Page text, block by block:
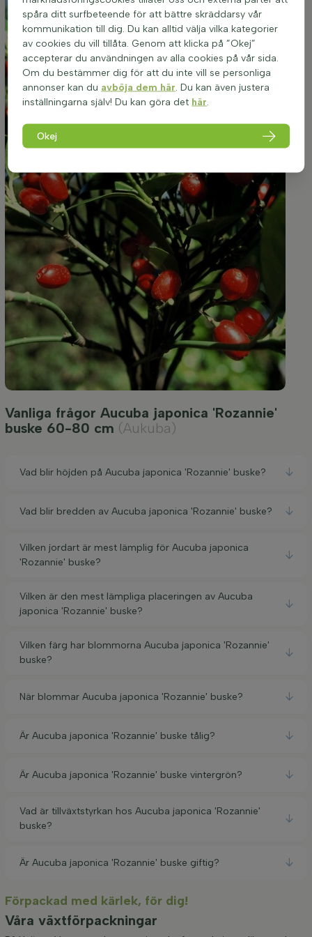
Vanliga frågor Aucuba japonica 'Rozannie'
buske 60-80 cm (Aukuba)
Vad blir höjden på Aucuba japonica 'Rozannie' buske?
Vad blir bredden av Aucuba japonica 'Rozannie' buske?
Vilken jordart är mest lämplig för Aucuba japonica
'Rozannie' buske?
Vilken är den mest lämpliga placeringen av Aucuba
japonica 'Rozannie' buske?
Vilken färg har blommorna Aucuba japonica 'Rozannie'
buske?
När blommar Aucuba japonica 'Rozannie' buske?
Är Aucuba japonica 'Rozannie' buske tålig?
Är Aucuba japonica 'Rozannie' buske vintergrön?
Vad är tillväxtstyrkan hos Aucuba japonica 'Rozannie'
buske?
Är Aucuba japonica 'Rozannie' buske giftig?
Förpackad med kärlek, för dig!
Våra växtförpackningar
spåra ditt surfbeteende för att bättre skräddarsy vår
kommunikation till dig. Du kan alltid välja vilka kategorier
av cookies du vill tillåta. Genom att klicka på ”Okej”
accepterar du användningen av alla cookies på vår sida.
Om du bestämmer dig för att du inte vill se personliga
annonser kan du avböja dem här . Du kan även justera
inställningarna själv! Du kan göra det här
Okej